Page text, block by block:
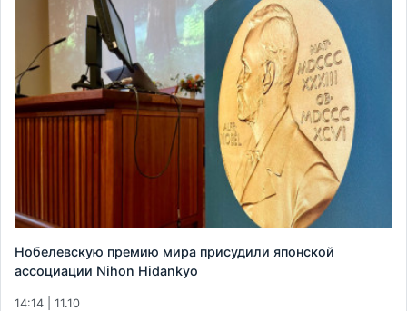
Нобелевскую премию мира присудили японской
ассоциации Nihon Hidankyo
14:14 | 11.10